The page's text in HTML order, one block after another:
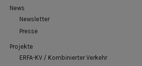
News
Newsletter
Presse
Projekte
ERFA-KV / Kombinierter Verkehr